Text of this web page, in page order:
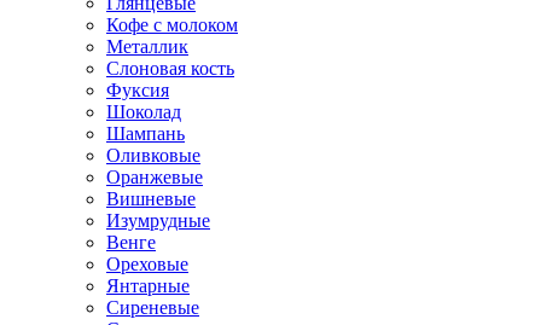
Кофе с молоком
Металлик
Слоновая кость
Фуксия
Шоколад
Шампань
Оливковые
Оранжевые
Вишневые
Изумрудные
Венге
Ореховые
Янтарные
Сиреневые